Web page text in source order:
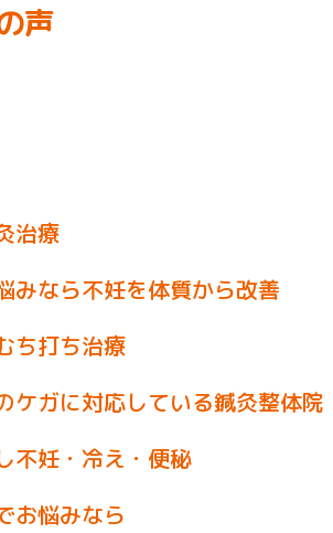
声
治療
みなら不妊を体質から改善
ち打ち治療
ケガに対応している鍼灸整体院
不妊・冷え・便秘
お悩みなら